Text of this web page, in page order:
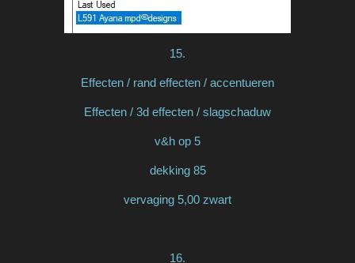
15.
Effecten / rand effecten / accentueren
Effecten / 3d effecten / slagschaduw
v&h op 5
dekking 85
vervaging 5,00 zwart
16.